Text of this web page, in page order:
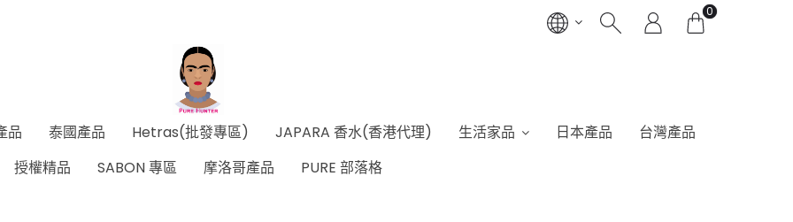
0
品 泰國產品 Hetras(批發專區) JAPARA 香水(香港代理) 生活家品 日本產品
台灣產品
授權精品
SABON 專區 摩洛哥產品 PURE 部落格